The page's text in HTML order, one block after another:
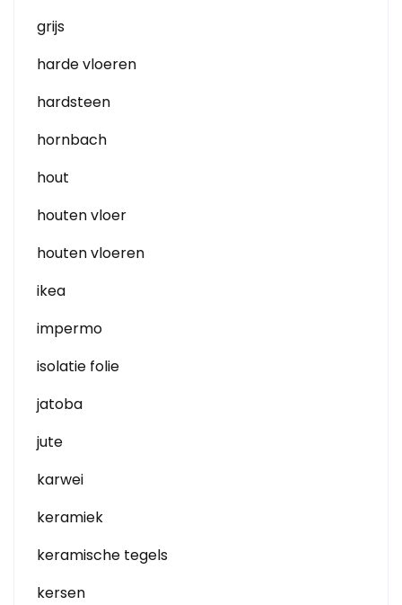
grijs
harde vloeren
hardsteen
hornbach
hout
houten vloer
houten vloeren
ikea
impermo
isolatie folie
jatoba
jute
karwei
keramiek
keramische tegels
kersen